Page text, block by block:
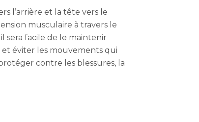
l’arrière et la tête vers le
musculaire à travers le
sera facile de le maintenir
éviter les mouvements qui
contre les blessures, la